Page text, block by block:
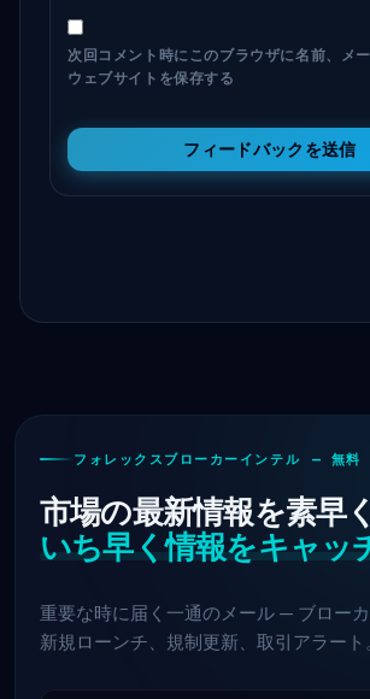
次回コメント時にこのブラウザに名前、メー
ウェブサイトを保存する
フィードバックを送信
フォレックスブローカーインテル — 無料
市場の最新情報を素早
いち早く情報をキャッ
重要な時に届く一通のメール — ブローカ
新規ローンチ、規制更新、取引アラート